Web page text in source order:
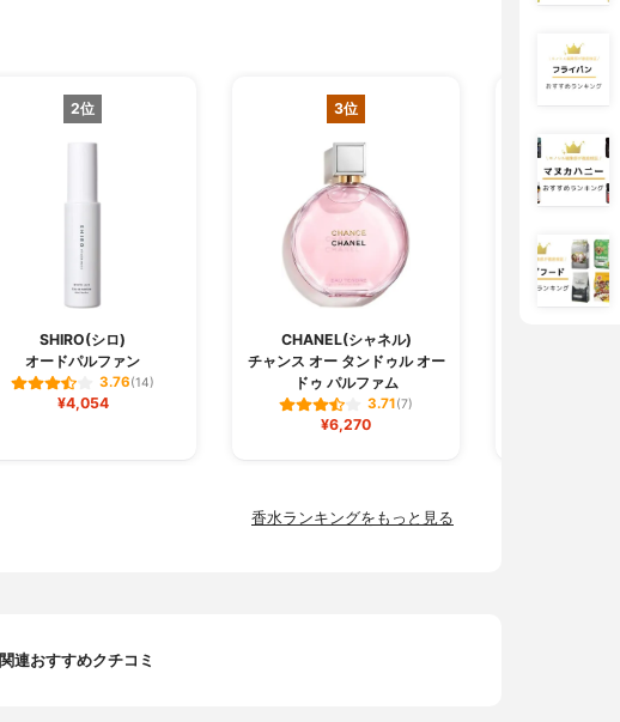
2位
SHIRO(シロ)
オードパルファン
3.76(14)
¥4,054
3位
CHANEL(シャネル)
チャンス オー タンドゥル オー
ドゥ パルファム
3.71(7)
¥6,270
香水ランキングをもっと見る
関連おすすめクチコミ